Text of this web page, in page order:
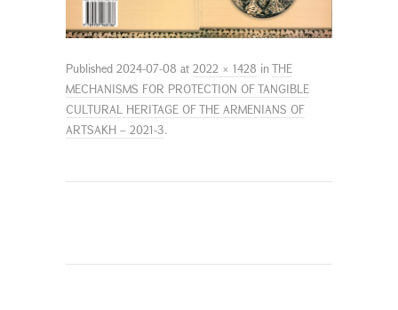
Published 2024-07-08 at 2022 × 1428 inTHE
MECHANISMS FOR PROTECTION OF TANGIBLE
CULTURAL HERITAGE OF THE ARMENIANS OF
ARTSAKH – 2021-3.